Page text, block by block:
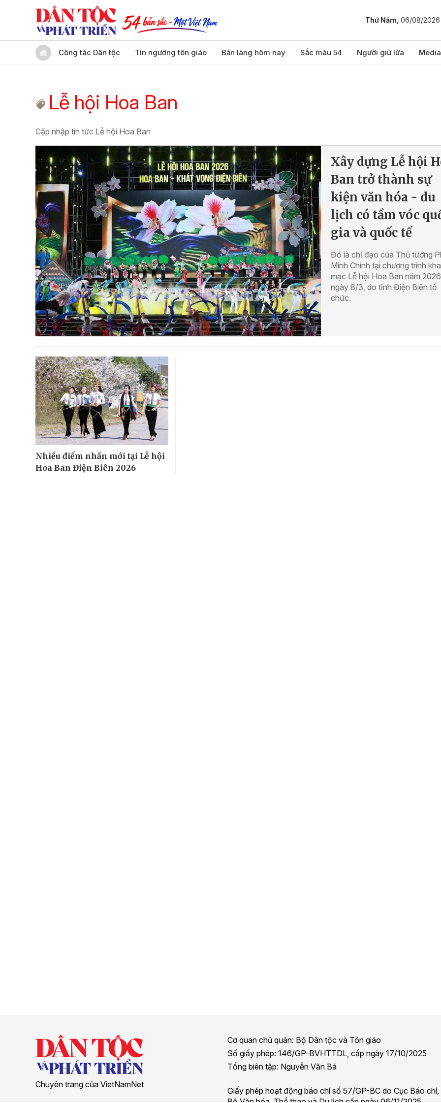
Thứ Năm, 06/08/2026
Công tác Dân tộc Tín ngưỡng tôn giáo Bản làng hôm nay Sắc màu 54 Người giữ lửa Media
Lễ hội Hoa Ban
Cập nhập tin tức Lễ hội Hoa Ban
Xây dựng Lễ hội
Ban trở thành sự
kiện văn hóa - du
lịch có tầm vóc
gia và quốc tế
Đó là chỉ đạo của Thủ tướng
Minh Chính tại chương trình
mạc Lễ hội Hoa Ban năm
ngày 8/3, do tỉnh Điện Biên tổ
chức.
Nhiều điểm nhấn mới tại Lễ hội
Hoa Ban Điện Biên 2026
Chuyên trang của VietNamNet
Cơ quan chủ quản: Bộ Dân tộc và Tôn giáo
Số giấy phép: 146/GP-BVHTTDL, cấp ngày 17/10/2025
Tổng biên tập: Nguyễn Văn Bá
Giấy phép hoạt động báo chí số 57/GP-BC do Cục Báo chí,